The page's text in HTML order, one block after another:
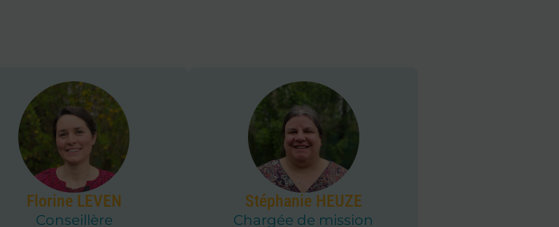
Florine LEVEN
Conseillère
Stéphanie HEUZE
Chargée de mission